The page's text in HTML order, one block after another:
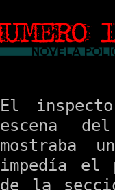
El
escena
mostraba
impedía el
de la